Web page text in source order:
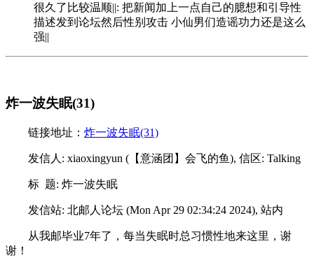
很久了比较温顺||: 把新闻加上一点自己的臆想和引导性
描述发到论坛然后性别攻击 小仙男们造谣功力还是这么
强||
炸一波失眠(31)
链接地址： 炸一波失眠(31)
发信人: xiaoxingyun (【意涵团】会飞的鱼), 信区: Talking
标 题: 炸一波失眠
发信站: 北邮人论坛 (Mon Apr 29 02:34:24 2024), 站内
从我邮毕业7年了，每当失眠时总习惯性地来这里，谢
谢！